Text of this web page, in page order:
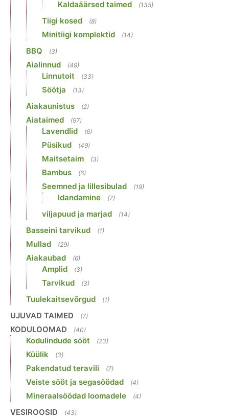
Kaldaäärsed taimed (135)
Tiigi kosed (8)
Minitiigi komplektid (14)
BBQ (3)
Aialinnud (49)
Linnutoit (33)
Söötja (13)
Aiakaunistus (2)
Aiataimed (97)
Lavendlid (6)
Püsikud (49)
Maitsetaim (3)
Bambus (6)
Seemned ja lillesibulad (19)
Idandamine (7)
viljapuud ja marjad (14)
Basseini tarvikud (1)
Mullad (29)
Aiakaubad (6)
Amplid (3)
Tarvikud (3)
Tuulekaitsevõrgud (1)
UJUVAD TAIMED (7)
KODULOOMAD (40)
Kodulindude sööt (23)
Küülik (3)
Pakendatud teravili (7)
Veiste sööt ja segasöödad (4)
Mineraalsöödad loomadele (4)
VESIROOSID (43)